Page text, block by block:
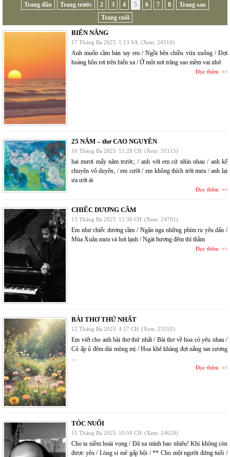
Trang đầu Trang trước 2 3 4 5 6 7 8
Trang sau
Trang cuối
BIỂN NẮNG
17 Tháng Ba 2025 1:13 SA (Xem: 24310)
Anh muốn cầm bàn tay em / Ngồi bên chiều vừa xuống / Đợi
hoàng hôn rơi trên biển xa / Ở một nơi trăng sao mềm vai nhớ
Đọc thêm
25 NĂM – thơ CAO NGUYÊN
16 Tháng Ba 2025 11:28 CH (Xem: 31115)
hai mươi mấy năm trước, / anh với em cứ nhìn nhau / anh kể
chuyện vô duyên, / em cười / em không thích trời mưa / anh lại
ưa ướt át
Đọc thêm
CHIẾC DƯƠNG CẦM
13 Tháng Ba 2025 11:36 CH (Xem: 24701)
Em như chiếc dương cầm / Ngân nga những phím ru yêu dấu /
Mùa Xuân mưa và hơi lạnh / Ngát hương đêm thì thầm
Đọc thêm
BÀI THƠ THỨ NHẤT
12 Tháng Ba 2025 4:17 CH (Xem: 23552)
Em viết cho anh bài thơ thứ nhất / Bài thơ về hoa cỏ yêu nhau /
Cỏ ấp ủ đêm dài mộng mị / Hoa khẽ khàng đợi nắng tan sương
Đọc thêm
TÓC NUỐI
11 Tháng Ba 2025 10:59 CH (Xem: 24628)
Cho ta niềm hoài vọng / Đã xa mình bao nhiêu! Khi không còn
được yêu / Lòng si mê gấp bội / ** Cho một người đứng tuổi /